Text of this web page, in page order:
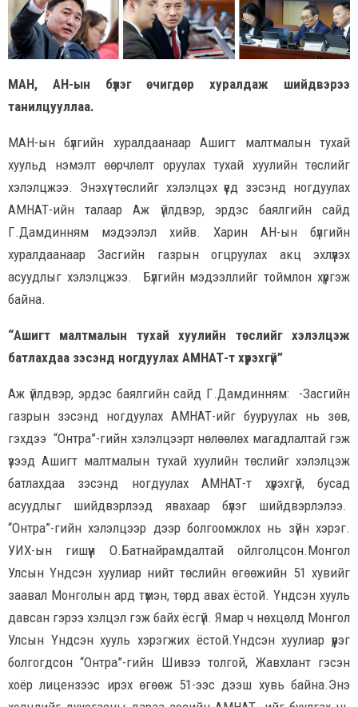
МАН, АН-ын бүлэг өчигдөр хуралдаж шийдвэрээ
танилцууллаа.
МАН-ын бүлгийн хуралдаанаар Ашигт малтмалын тухай
хуульд нэмэлт өөрчлөлт оруулах тухай хуулийн төслийг
хэлэлцжээ. Энэхүү төслийг хэлэлцэх үед зэсэнд ногдуулах
АМНАТ-ийн талаар Аж үйлдвэр, эрдэс баялгийн сайд
Г.Дамдинням мэдээлэл хийв. Харин АН-ын бүлгийн
хуралдаанаар Засгийн газрын огцруулах акц эхлүүлэх
асуудлыг хэлэлцжээ. Бүлгийн мэдээллийг тоймлон хүргэж
байна.
“Ашигт малтмалын тухай хуулийн төслийг хэлэлцэж
батлахдаа зэсэнд ногдуулах АМНАТ-т хүрэхгүй”
Аж үйлдвэр, эрдэс баялгийн сайд Г.Дамдинням: -Засгийн
газрын зэсэнд ногдуулах АМНАТ-ийг бууруулах нь зөв,
гэхдээ “Онтра”-гийн хэлэлцээрт нөлөөлөх магадлалтай гэж
үзээд Ашигт малтмалын тухай хуулийн төслийг хэлэлцэж
батлахдаа зэсэнд ногдуулах АМНАТ-т хүрэхгүй, бусад
асуудлыг шийдвэрлээд явахаар бүлэг шийдвэрлэлээ.
“Онтра”-гийн хэлэлцээр дээр болгоомжлох нь зүйн хэрэг.
УИХ-ын гишүүн О.Батнайрамдалтай ойлголцсон.Монгол
Улсын Үндсэн хуулиар нийт төслийн өгөөжийн 51 хувийг
заавал Монголын ард түмэн, төрд авах ёстой. Үндсэн хууль
давсан гэрээ хэлцэл гэж байх ёсгүй. Ямар ч нөхцөлд Монгол
Улсын Үндсэн хууль хэрэгжих ёстой.Үндсэн хуулиар үүрэг
болгогдсон “Онтра”-гийн Шивээ толгой, Жавхлант гэсэн
хоёр лицензээс ирэх өгөөж 51-ээс дээш хувь байна.Энэ